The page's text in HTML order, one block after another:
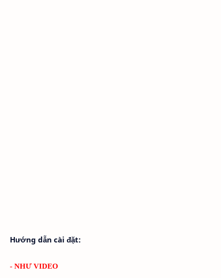
Hướng dẫn cài đặt:
- NHƯ VIDEO